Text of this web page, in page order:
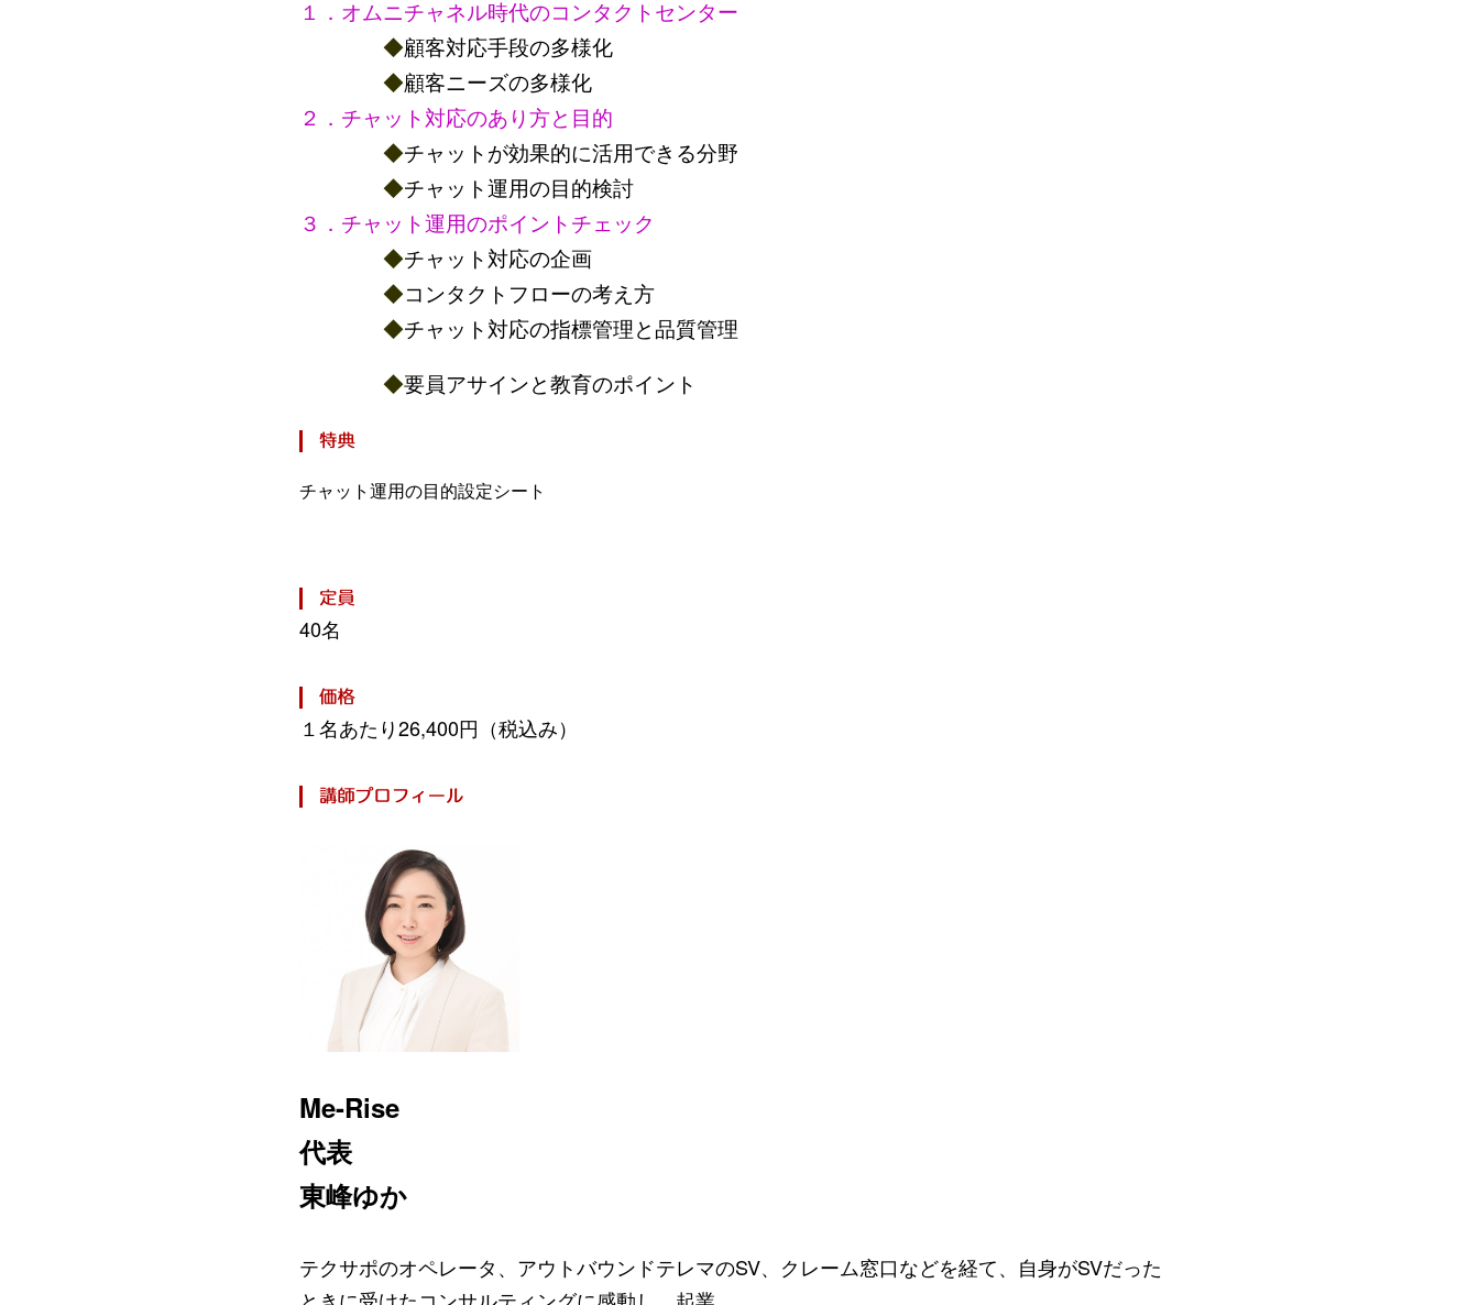
１．オムニチャネル時代のコンタクトセンター
◆顧客対応手段の多様化
◆顧客ニーズの多様化
２． チャット対応のあり方と目的
◆チャットが効果的に活用できる分野
◆チャット運用の目的検討
３． チャット運用のポイントチェック
◆チャット対応の企画
◆コンタクトフローの考え方
◆チャット対応の指標管理と品質管理
◆要員アサインと教育のポイント
チャット運用の目的設定シート
40名
１名あたり26,400円（税込み）
Me-Rise
代表
東峰ゆか
テクサポのオペレータ、アウトバウンドテレマのSV、クレーム窓口などを経て、自身がSVだった